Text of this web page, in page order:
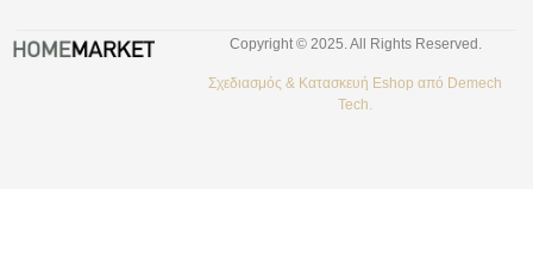
Copyright © 2025. All Rights Reserved.
Σχεδιασμός & Κατασκευή Eshop από Demech
Tech.